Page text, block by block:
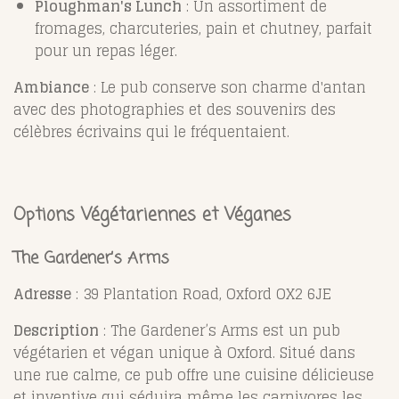
Ploughman's Lunch : Un assortiment de
fromages, charcuteries, pain et chutney, parfait
pour un repas léger.
Ambiance : Le pub conserve son charme d'antan
avec des photographies et des souvenirs des
célèbres écrivains qui le fréquentaient.
Options Végétariennes et Véganes
The Gardener’s Arms
Adresse : 39 Plantation Road, Oxford OX2 6JE
Description : The Gardener’s Arms est un pub
végétarien et végan unique à Oxford. Situé dans
une rue calme, ce pub offre une cuisine délicieuse